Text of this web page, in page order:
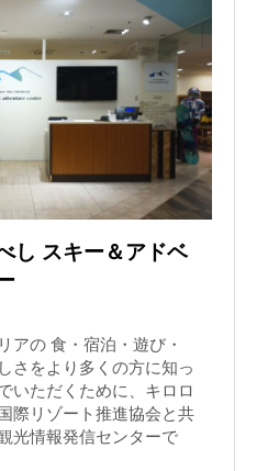
し スキー＆アドベ
アの 食・宿泊・遊び・
さをより多くの方に知っ
いただくために、キロロ
際リゾート推進協会と共
光情報発信センターで